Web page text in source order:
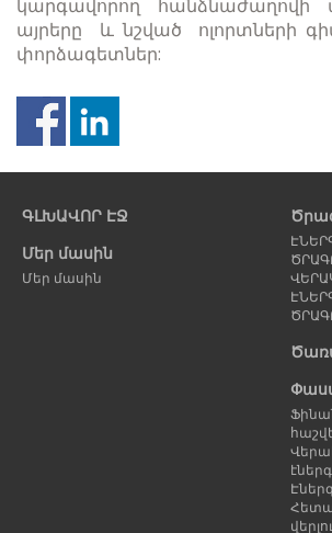
կարգավորող
այրերը և նշված ոլորտների
փորձագետներ:
էջ
ԳԼԽԱՎՈՐ ԷՋ
Մեր մասին
Մեր մասին